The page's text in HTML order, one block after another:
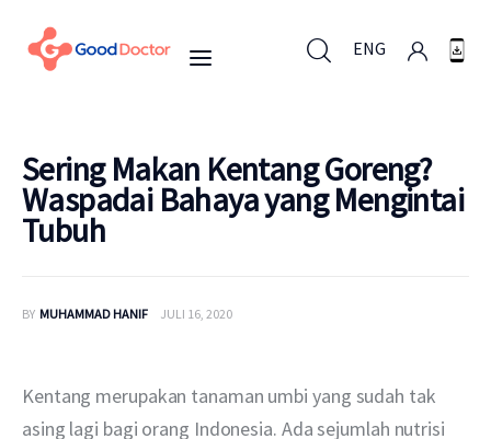
ENG
Untuk Bisnis
Berita
Sering Makan Kentang Goreng?
Waspadai Bahaya yang Mengintai
Tubuh
BY MUHAMMAD HANIF JULI 16, 2020
Kentang merupakan tanaman umbi yang sudah tak
asing lagi bagi orang Indonesia. Ada sejumlah nutrisi